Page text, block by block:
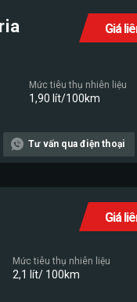
Giá
Mức tiêu thụ nhiên liệu
1,90 lít/100km
Tư vấn qua điện thoại
Giá
Mức tiêu thụ nhiên liệu
2,1 lít/ 100km